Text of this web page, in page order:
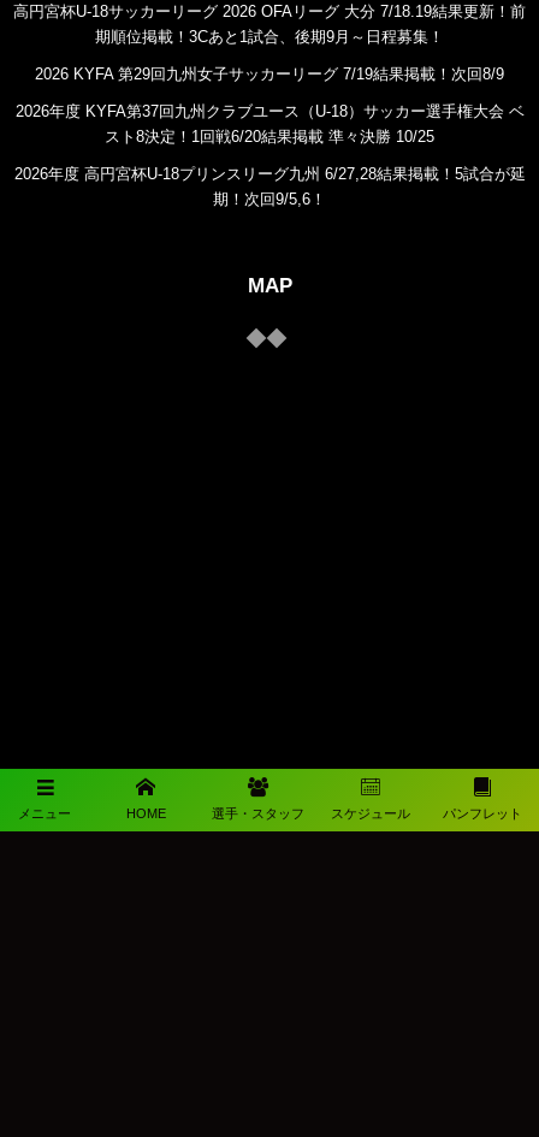
メニュー HOME 選手・スタッフ スケジュール パンフレット
高円宮杯U-18サッカーリーグ 2026 OFAリーグ 大分 7/18.19結果更新！前
期順位掲載！3Cあと1試合、後期9月～日程募集！
2026 KYFA 第29回九州女子サッカーリーグ 7/19結果掲載！次回8/9
2026年度 KYFA第37回九州クラブユース（U-18）サッカー選手権大会 ベ
スト8決定！1回戦6/20結果掲載 準々決勝 10/25
2026年度 高円宮杯U-18プリンスリーグ九州 6/27,28結果掲載！5試合が延
期！次回9/5,6！
MAP